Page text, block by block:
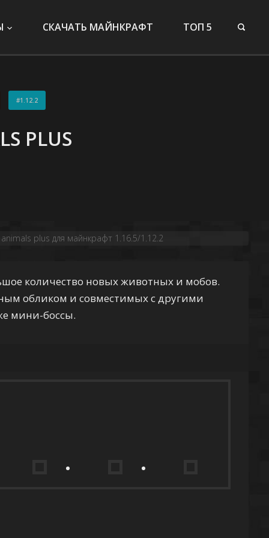
СКАЧАТЬ МАЙНКРАФТ ТОП 5
1.12.2
PLUS
plus для майнкрафт 1.16.5/1.12.2
количество новых животных и мобов.
обликом и совместимых с другими
мини-боссы.